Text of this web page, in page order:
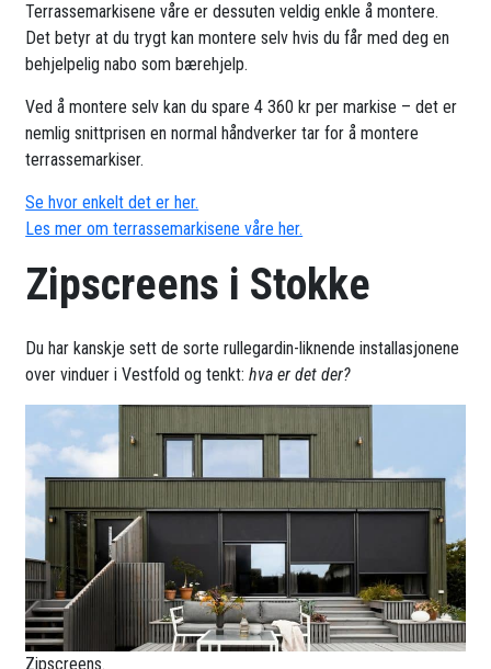
Terrassemarkisene våre er dessuten veldig enkle å montere.
Det betyr at du trygt kan montere selv hvis du får med deg en
behjelpelig nabo som bærehjelp.
Ved å montere selv kan du spare 4 360 kr per markise – det er
nemlig snittprisen en normal håndverker tar for å montere
terrassemarkiser.
Se hvor enkelt det er her.
Les mer om terrassemarkisene våre her.
Zipscreens i Stokke
Du har kanskje sett de sorte rullegardin-liknende installasjonene
over vinduer i Vestfold og tenkt:hva er det der?
Zipscreens.